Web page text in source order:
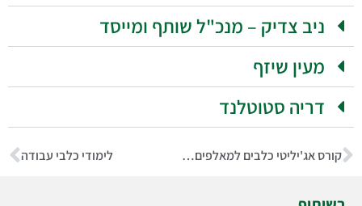
ניב צדיק – מנכ"ל שותף ומייסד
מעין שיזף
דריה סטוטלנד
קורס אג'יליטי כלבים למאלפים וכלבנים טיפוליים לימודי כלבי עבודה